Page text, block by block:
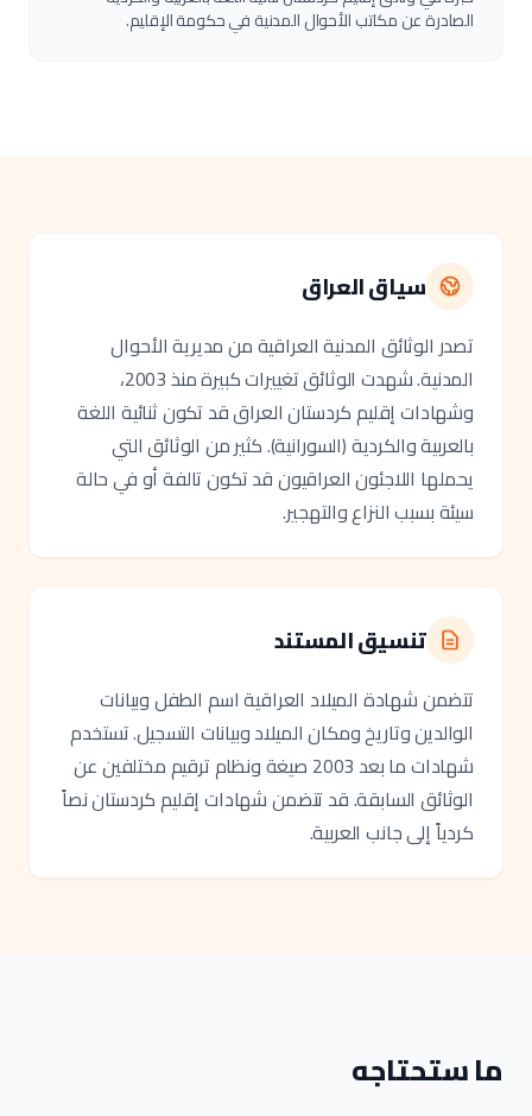
الصادرة عن مكاتب الأحوال المدنية في حكومة الإقليم.
سياق العراق
تصدر الوثائق المدنية العراقية من مديرية الأحوال
المدنية. شهدت الوثائق تغييرات كبيرة منذ 2003،
وشهادات إقليم كردستان العراق قد تكون ثنائية اللغة
بالعربية والكردية (السورانية). كثير من الوثائق التي
يحملها اللاجئون العراقيون قد تكون تالفة أو في حالة
سيئة بسبب النزاع والتهجير.
تنسيق المستند
تتضمن شهادة الميلاد العراقية اسم الطفل وبيانات
الوالدين وتاريخ ومكان الميلاد وبيانات التسجيل. تستخدم
شهادات ما بعد 2003 صيغة ونظام ترقيم مختلفين عن
الوثائق السابقة. قد تتضمن شهادات إقليم كردستان نصاً
كردياً إلى جانب العربية.
ما ستحتاجه